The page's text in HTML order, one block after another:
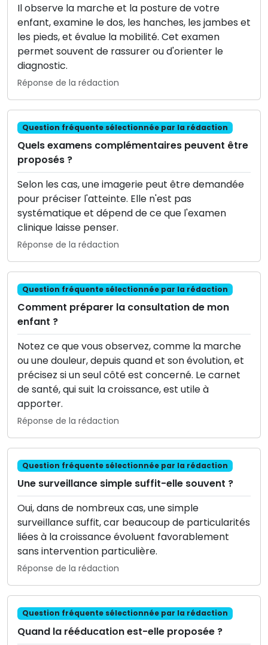
Il observe la marche et la posture de votre
enfant, examine le dos, les hanches, les jambes et
les pieds, et évalue la mobilité. Cet examen
permet souvent de rassurer ou d'orienter le
diagnostic.
Réponse de la rédaction
Question fréquente sélectionnée par la rédaction
Quels examens complémentaires peuvent être
proposés ?
Selon les cas, une imagerie peut être demandée
pour préciser l'atteinte. Elle n'est pas
systématique et dépend de ce que l'examen
clinique laisse penser.
Réponse de la rédaction
Question fréquente sélectionnée par la rédaction
Comment préparer la consultation de mon
enfant ?
Notez ce que vous observez, comme la marche
ou une douleur, depuis quand et son évolution, et
précisez si un seul côté est concerné. Le carnet
de santé, qui suit la croissance, est utile à
apporter.
Réponse de la rédaction
Question fréquente sélectionnée par la rédaction
Une surveillance simple suffit-elle souvent ?
Oui, dans de nombreux cas, une simple
surveillance suffit, car beaucoup de particularités
liées à la croissance évoluent favorablement
sans intervention particulière.
Réponse de la rédaction
Question fréquente sélectionnée par la rédaction
Quand la rééducation est-elle proposée ?